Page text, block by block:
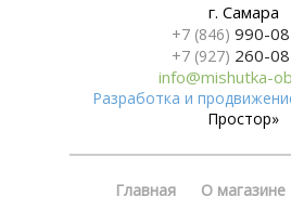
г. Самара
+7 (846) 990-
+7 (927) 260-
info@mishutka-
Разработка и
Простор»
Главная О магазине